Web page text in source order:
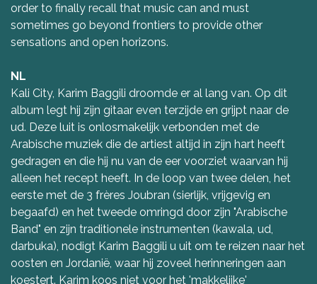
order to finally recall that music can and must
sometimes go beyond frontiers to provide other
sensations and open horizons.
NL
Kali City, Karim Baggili droomde er al lang van. Op dit
album legt hij zijn gitaar even terzijde en grijpt naar de
ud. Deze luit is onlosmakelijk verbonden met de
Arabische muziek die de artiest altijd in zijn hart heeft
gedragen en die hij nu van de eer voorziet waarvan hij
alleen het recept heeft. In de loop van twee delen, het
eerste met de 3 frères Joubran (sierlijk, vrijgevig en
begaafd) en het tweede omringd door zijn "Arabische
Band" en zijn traditionele instrumenten (kawala, ud,
darbuka), nodigt Karim Baggili u uit om te reizen naar het
oosten en Jordanië, waar hij zoveel herinneringen aan
koestert. Karim koos niet voor het 'makkelijke'